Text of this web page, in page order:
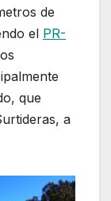
de
el PR-
que
a